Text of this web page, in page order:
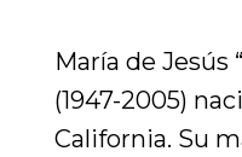
María de Jesús
(1947-2005)
California. Su